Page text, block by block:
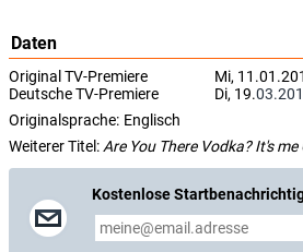
Daten
Original TV-Premiere
Mi,
Deutsche TV-Premiere
Di, 19.
Originalsprache: Englisch
Weiterer Titel: Are You There Vodka? It's me
Kostenlose